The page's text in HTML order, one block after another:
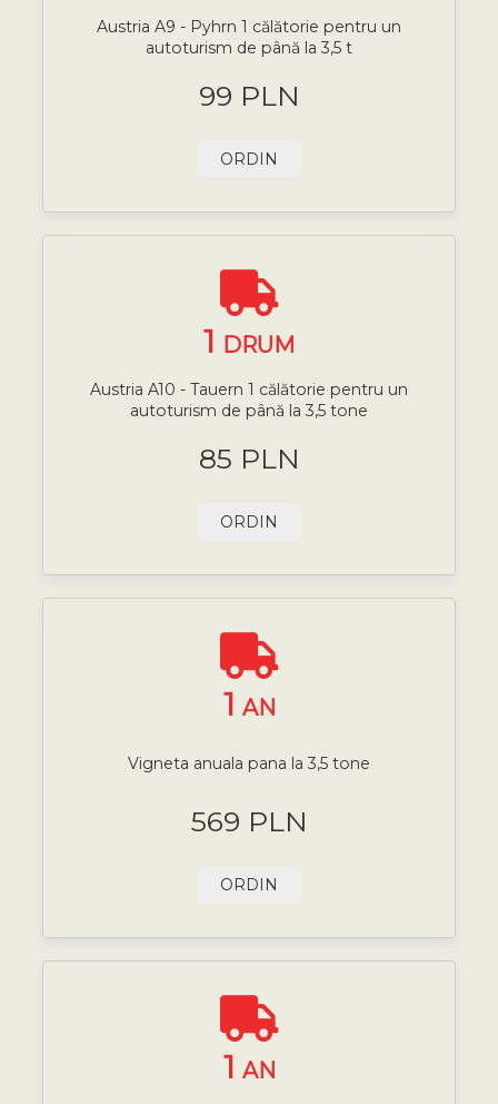
Austria A9 - Pyhrn 1 călătorie pentru un
autoturism de până la 3,5 t
99 PLN
ORDIN
1 DRUM
Austria A10 - Tauern 1 călătorie pentru un
autoturism de până la 3,5 tone
85 PLN
ORDIN
1 AN
Vigneta anuala pana la 3,5 tone
569 PLN
ORDIN
1 AN